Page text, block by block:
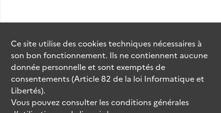
Ce site utilise descookiestechniques nécessaires à
son bon fonctionnement. Ils ne contiennent aucune
donnée personnelle et sont exemptés de
consentements (Article 82 de la loi Informatique et
Libertés).
Vous pouvez consulter les conditions générales